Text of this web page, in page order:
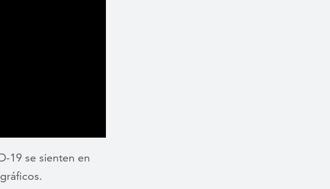
19 se sienten en